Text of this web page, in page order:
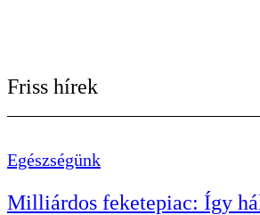
Friss hírek
Egészségünk
Milliárdos feketepiac: Így